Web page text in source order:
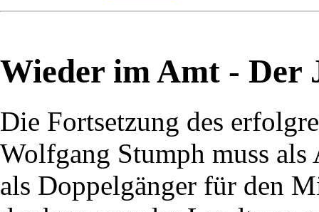
Wieder im Amt - Der
Die Fortsetzung des
Wolfgang Stumph muss
als Doppelgänger für den